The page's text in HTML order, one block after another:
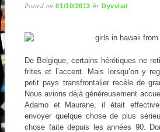
Posted on01/10/2013 byDyvvlad
De Belgique, certains hérétiques ne
frites et l’accent. Mais lorsqu’on y
petit pays transfrontalier recèle de
Nous avions déjà généreusement
Adamo et Maurane, il était
envoyer quelque chose de plus
chose faite depuis les années 90.